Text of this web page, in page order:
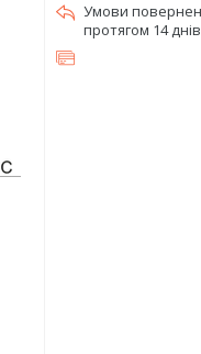
протягом 14 днів